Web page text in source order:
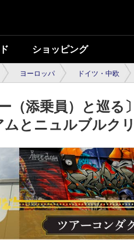
ショッピング
ヨーロッパ ドイツ・中欧
（添乗員）と巡
とニュルブルク